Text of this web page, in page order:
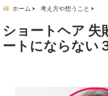
ホーム 考え方や想うこと
ショートヘア 失
ートにならない